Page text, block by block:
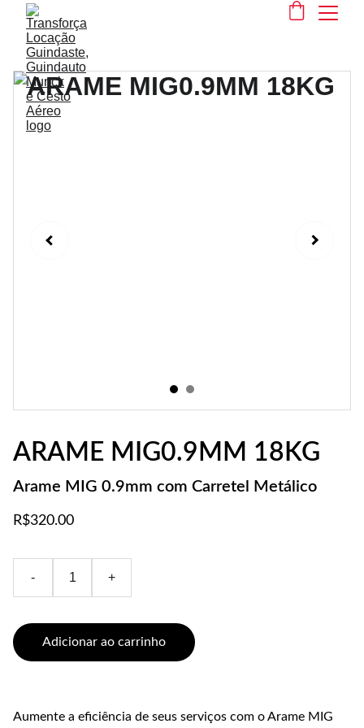
ARAME MIG0.9MM 18KG
Arame MIG 0.9mm com Carretel Metálico
R$320.00
- +
Adicionar ao carrinho
Aumente a eficiência de seus serviços com o Arame MIG